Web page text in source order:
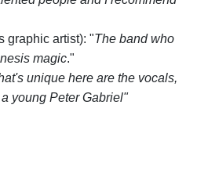
graphic artist): "The band who
magic."
unique here are the vocals,
young Peter Gabriel"